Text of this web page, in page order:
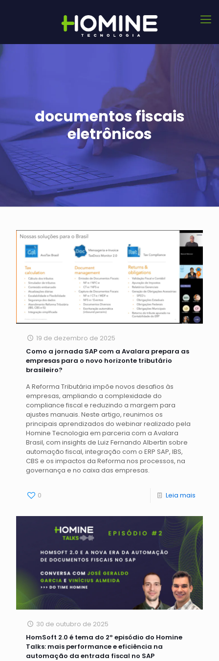
documentos fiscais
eletrônicos
19 de dezembro de 2025
Como a jornada SAP com a Avalara prepara as
empresas para o novo horizonte tributário
brasileiro?
A Reforma Tributária impõe novos desafios às
empresas, ampliando a complexidade do
compliance fiscal e reduzindo a margem para
ajustes manuais. Neste artigo, reunimos os
principais aprendizados do webinar realizado pela
Homine Tecnologia em parceria com a Avalara
Brasil, com insights de Luiz Fernando Albertin sobre
automação fiscal, integração com o ERP SAP, IBS,
CBS e os impactos da Reforma nos processos, na
governança e no caixa das empresas.
0 Leia mais
30 de outubro de 2025
HomSoft 2.0 é tema do 2º episódio do Homine
Talks: mais performance e eficiência na
automação da entrada fiscal no SAP